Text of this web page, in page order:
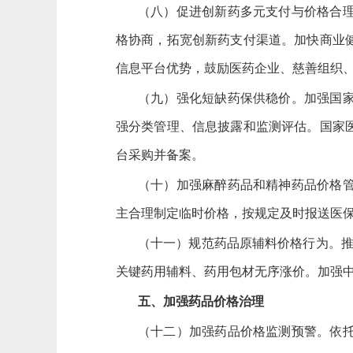
（八）促进创新药多元支付与价格
格协商，拓宽创新药支付渠道。加快商业
信息平台优势，鼓励医药企业、慈善组织
（九）强化短缺药保供稳价。加强
强分类管理、信息披露和监测评估。国家
台采购并备案。
（十）加强麻醉药品和精神药品价
主合理制定临时价格，按规定及时报送医
（十一）规范药品原辅料价格行为。
关键药用辅料、药用包材无序涨价。加强
五、加强药品价格治理
（十二）加强药品价格监测预警。